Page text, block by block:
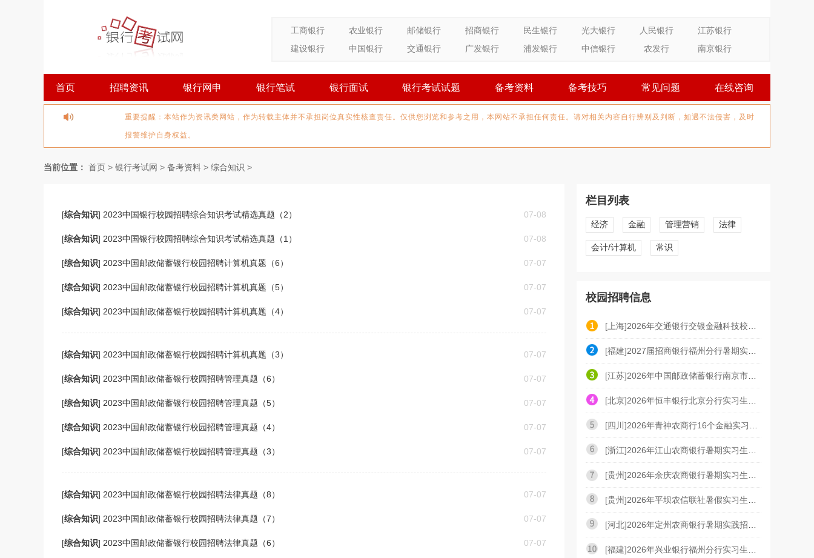
工商银行 农业银行 邮储银行 招商银行 民生银行 光大银行 人民银行
江苏银行
建设银行
中国银行 交通银行 广发银行 浦发银行 中信银行 农发行 南京银行
首页 招聘资讯 银行网申 银行笔试 银行面试 银行考试试题 备考资料 备考技巧 常见问题 在线咨询
重要提醒：本站作为资讯类网站，作为转载主体并不承担岗位真实性核查责任。仅供您浏览和参考之用，本网站不承担任何责任。请对相关内容自行辨别及判断，如遇不法侵害，及时
报警维护自身权益。
当前位置： 首页 > 银行考试网 > 备考资料 > 综合知识 >
07-08
[综合知识] 2023中国银行校园招聘综合知识考试精选真题（2）
07-08
[综合知识] 2023中国银行校园招聘综合知识考试精选真题（1）
07-07
[综合知识] 2023中国邮政储蓄银行校园招聘计算机真题（6）
07-07
[综合知识] 2023中国邮政储蓄银行校园招聘计算机真题（5）
07-07
[综合知识] 2023中国邮政储蓄银行校园招聘计算机真题（4）
07-07
[综合知识] 2023中国邮政储蓄银行校园招聘计算机真题（3）
07-07
[综合知识] 2023中国邮政储蓄银行校园招聘管理真题（6）
07-07
[综合知识] 2023中国邮政储蓄银行校园招聘管理真题（5）
07-07
[综合知识] 2023中国邮政储蓄银行校园招聘管理真题（4）
07-07
[综合知识] 2023中国邮政储蓄银行校园招聘管理真题（3）
07-07
[综合知识] 2023中国邮政储蓄银行校园招聘法律真题（8）
07-07
[综合知识] 2023中国邮政储蓄银行校园招聘法律真题（7）
07-07
[综合知识] 2023中国邮政储蓄银行校园招聘法律真题（6）
栏目列表
经济 金融 管理营销 法律
会计/计算机 常识
校园招聘信息